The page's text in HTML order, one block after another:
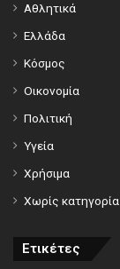
Αθλητικά
Ελλάδα
Κόσμος
Οικονομία
Πολιτική
Υγεία
Χρήσιμα
Χωρίς κατηγορία
Ετικέτες